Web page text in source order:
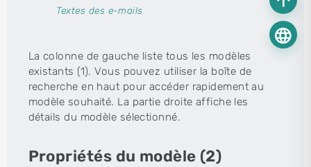
language
Textes des e-mails
La colonne de gauche liste tous les modèles
existants (1). Vous pouvez utiliser la boîte de
recherche en haut pour accéder rapidement au
modèle souhaité. La partie droite affiche les
détails du modèle sélectionné.
Propriétés du modèle (2)